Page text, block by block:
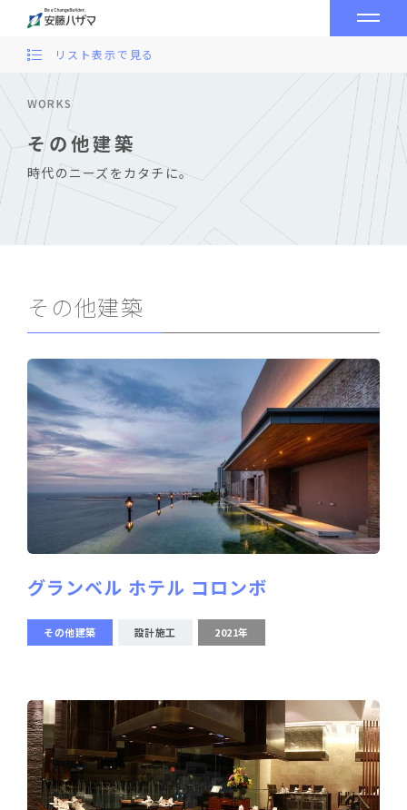
WORKS
その他建築
時代のニーズをカタチに。
リスト表示で見る
その他建築
グランベル ホテル コロンボ
その他建築 設計施工 2021年